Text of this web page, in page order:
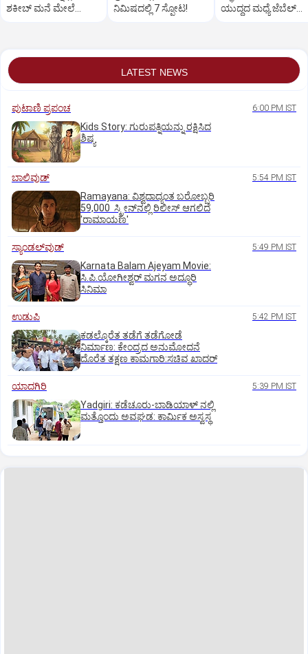
ಶಕೀಬ್ ಮನೆ ಮೇಲೆ
ನಿಮಿಷದಲ್ಲಿ 7 ಸ್ಫೋಟ!
ಯುದ್ಧದ ಮಧ್ಯೆ ಜೆಬೆಲ್
LATEST NEWS
ಪುಟಾಣಿ ಪ್ರಪಂಚ 6:00 PM IST
Kids Story: ಗುರುಪತ್ನಿಯನ್ನು ರಕ್ಷಿಸಿದ
ಶಿಷ್ಯ
ಬಾಲಿವುಡ್‌ 5:54 PM IST
Ramayana: ವಿಶ್ವದಾದ್ಯಂತ ಬರೋಬ್ಬರಿ
59,000 ಸ್ಕ್ರೀನ್‌ನಲ್ಲಿ ರಿಲೀಸ್‌ ಆಗಲಿದೆ
'ರಾಮಾಯಣ'
ಸ್ಯಾಂಡಲ್‌ವುಡ್‌ 5:49 PM IST
Karnata Balam Ajeyam Movie:
ಸಿ.ಪಿ.ಯೋಗೀಶ್ವರ್‌ ಮಗನ ಅದ್ಧೂರಿ
ಸಿನಿಮಾ
ಉಡುಪಿ 5:42 PM IST
ಕಡಲ್ಕೊರೆತ ತಡೆಗೆ ತಡೆಗೋಡೆ
ನಿರ್ಮಾಣ: ಕೇಂದ್ರದ ಅನುಮೋದನೆ
ದೊರೆತ ತಕ್ಷಣ ಕಾಮಗಾರಿ:ಸಚಿವ ಖಾದರ್
ಯಾದಗಿರಿ 5:39 PM IST
Yadgiri: ಕಡೆಚೂರು-ಬಾಡಿಯಾಳ್ ನಲ್ಲಿ
ಮತ್ತೊಂದು ಅವಘಡ: ಕಾರ್ಮಿಕ ಅಸ್ವಸ್ಥ